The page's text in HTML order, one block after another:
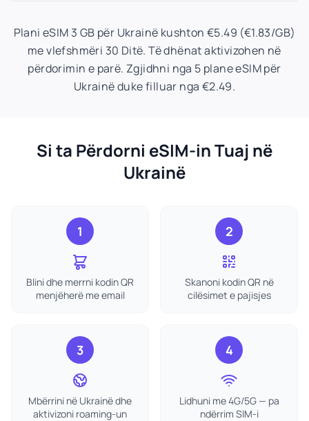
Plani eSIM 3 GB për Ukrainë kushton €5.49 (€1.83/GB)
me vlefshmëri 30 Ditë. Të dhënat aktivizohen në
përdorimin e parë. Zgjidhni nga 5 plane eSIM për
Ukrainë duke filluar nga €2.49.
Si ta Përdorni eSIM-in Tuaj në
Ukrainë
1
Blini dhe merrni kodin QR
menjëherë me email
2
Skanoni kodin QR në
cilësimet e pajisjes
3
Mbërrini në Ukrainë dhe
aktivizoni roaming-un
4
Lidhuni me 4G/5G — pa
ndërrim SIM-i